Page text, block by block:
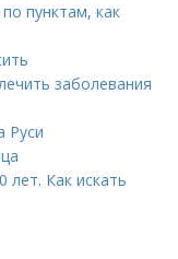
пунктам, как
заболевания
Руси
Как искать